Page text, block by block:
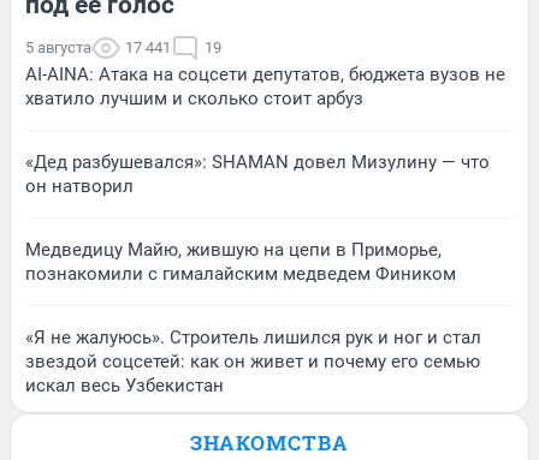
5 августа 17 441 19
AI-AINA: Атака на соцсети депутатов, бюджета вузов не
хватило лучшим и сколько стоит арбуз
«Дед разбушевался»: SHAMAN довел Мизулину — что
он натворил
Медведицу Майю, жившую на цепи в Приморье,
познакомили с гималайским медведем Фиником
«Я не жалуюсь». Строитель лишился рук и ног и стал
звездой соцсетей: как он живет и почему его семью
искал весь Узбекистан
ЗНАКОМСТВА